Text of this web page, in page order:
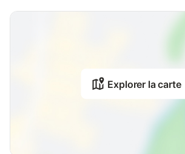
Explorer la carte